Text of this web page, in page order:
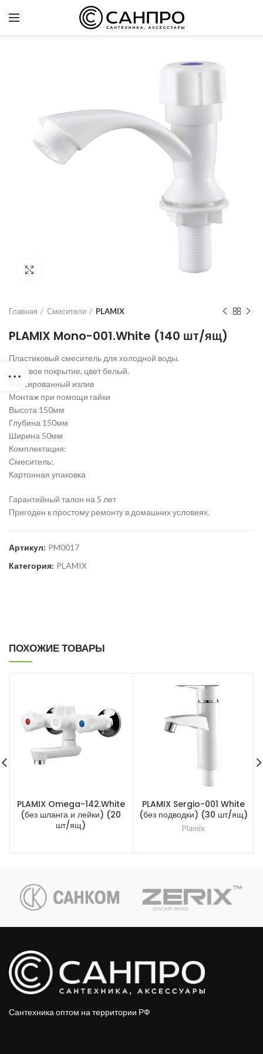
Главная Смесители PLAMIX
PLAMIX Mono-001.White (140 шт/ящ)
Пластиковый смеситель для холодной воды.
Матовое покрытие, цвет белый.
Фиксированный излив
Монтаж при помощи гайки
Высота 150мм
Глубина 150мм
Ширина 50мм
Комплектация:
Смеситель;
Картонная упаковка
Гарантийный талон на 5 лет
Пригоден к простому ремонту в домашних условиях.
Артикул: PM0017
Категория: PLAMIX
ПОХОЖИЕ ТОВАРЫ
PLAMIX Omega-142.White
(без шланга и лейки) (20
шт/ящ)
PLAMIX Sergio-001 White
(без подводки) (30 шт/ящ)
Plamix
Сантехника оптом на территории РФ